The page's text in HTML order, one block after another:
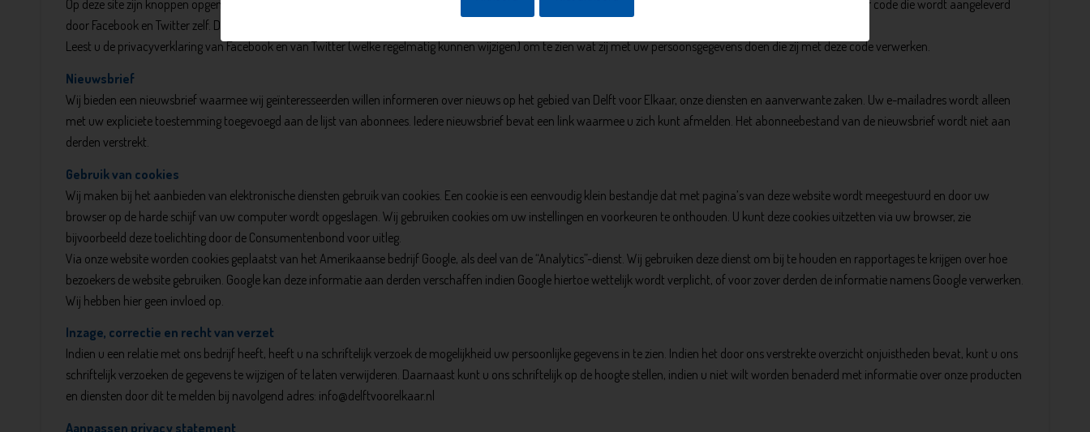
Op deze site zijn knoppen opgenomen om pagina’s te kunnen promoten of delen op sociale netwerken Facebook en Twitter. Deze knoppen worden gerealiseerd door code die wordt aangeleverd
door Facebook en Twitter zelf. Deze code plaatst onder meer een cookie (zie boven).
Leest u de privacyverklaring van Facebook en van Twitter (welke regelmatig kunnen wijzigen) om te zien wat zij met uw persoonsgegevens doen die zij met deze code verwerken.
Nieuwsbrief
Wij bieden een nieuwsbrief waarmee wij geïnteresseerden willen informeren over nieuws op het gebied van Delft voor Elkaar, onze diensten en aanverwante zaken. Uw e-mailadres wordt alleen
met uw expliciete toestemming toegevoegd aan de lijst van abonnees. Iedere nieuwsbrief bevat een link waarmee u zich kunt afmelden. Het abonneebestand van de nieuwsbrief wordt niet aan
derden verstrekt.
Gebruik van cookies
Wij maken bij het aanbieden van elektronische diensten gebruik van cookies. Een cookie is een eenvoudig klein bestandje dat met pagina’s van deze website wordt meegestuurd en door uw
browser op de harde schijf van uw computer wordt opgeslagen. Wij gebruiken cookies om uw instellingen en voorkeuren te onthouden. U kunt deze cookies uitzetten via uw browser, zie
bijvoorbeeld deze toelichting door de Consumentenbond voor uitleg.
Via onze website worden cookies geplaatst van het Amerikaanse bedrijf Google, als deel van de “Analytics”-dienst. Wij gebruiken deze dienst om bij te houden en rapportages te krijgen over hoe
bezoekers de website gebruiken. Google kan deze informatie aan derden verschaffen indien Google hiertoe wettelijk wordt verplicht, of voor zover derden de informatie namens Google verwerken.
Wij hebben hier geen invloed op.
Inzage, correctie en recht van verzet
Indien u een relatie met ons bedrijf heeft, heeft u na schriftelijk verzoek de mogelijkheid uw persoonlijke gegevens in te zien. Indien het door ons verstrekte overzicht onjuistheden bevat, kunt u ons
schriftelijk verzoeken de gegevens te wijzigen of te laten verwijderen. Daarnaast kunt u ons schriftelijk op de hoogte stellen, indien u niet wilt worden benaderd met informatie over onze producten
en diensten door dit te melden bij navolgend adres: info@delftvoorelkaar.nl
Aanpassen privacy statement